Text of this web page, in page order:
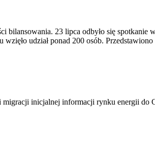
23 lipca odbyło się spotkanie
udział ponad 200 osób.
inicjalnej informacji rynku energii do